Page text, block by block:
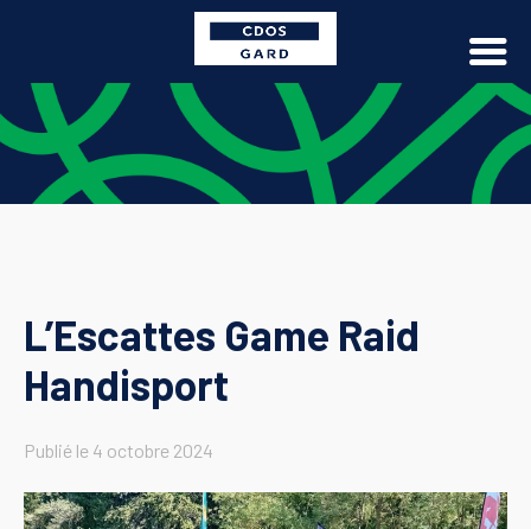
L’Escattes Game Raid
Handisport
Publié le 4 octobre 2024